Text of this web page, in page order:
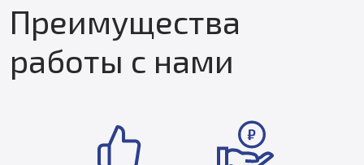
Преимущества
работы с нами